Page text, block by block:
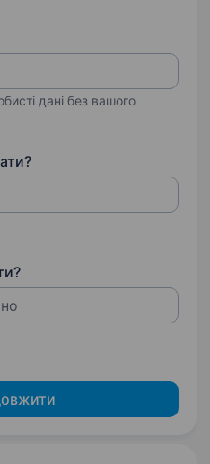
дані без вашого